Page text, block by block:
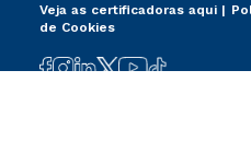
Veja as certificadoras aqui
de Cookies